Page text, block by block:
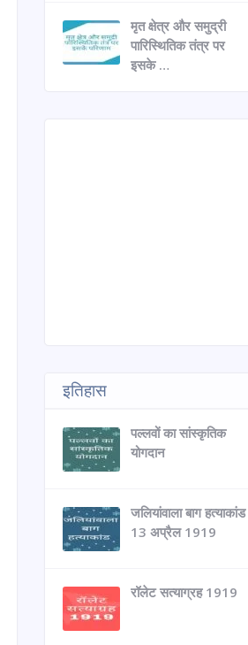
मृत क्षेत्र और समुद्री
पारिस्थितिक तंत्र पर
इसके …
इतिहास
पल्लवों का सांस्कृतिक
योगदान
जलियांवाला बाग हत्याकांड
13 अप्रैल 1919
रॉलेट सत्याग्रह 1919